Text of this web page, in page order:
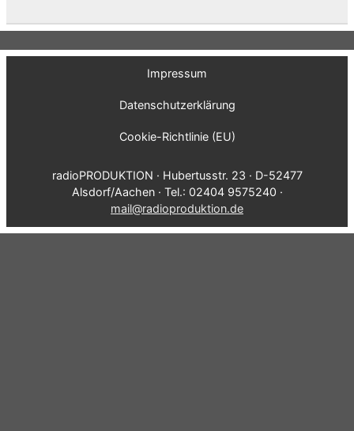
Impressum
Datenschutzerklärung
Cookie-Richtlinie (EU)
radioPRODUKTION · Hubertusstr. 23 · D-52477
Alsdorf/Aachen · Tel.: 02404 9575240 ·
mail@radioproduktion.de